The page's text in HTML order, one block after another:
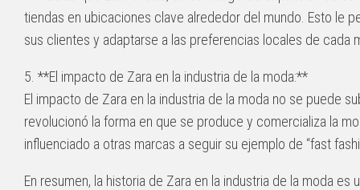
tiendas en ubicaciones clave alrededor del mundo. Esto le
sus clientes y adaptarse a las preferencias locales de cada
5. **El impacto de Zara en la industria de la moda:**
El impacto de Zara en la industria de la moda no se puede
revolucionó la forma en que se produce y comercializa la
influenciado a otras marcas a seguir su ejemplo de “fast
En resumen, la historia de Zara en la industria de la moda